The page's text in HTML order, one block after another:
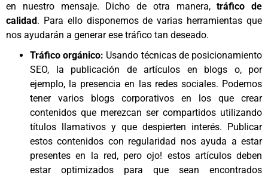
en nuestro mensaje. Dicho de otra manera,tráfico de
calidad. Para ello disponemos de varias herramientas que
nos ayudarán a generar ese tráfico tan deseado.
Tráfico orgánico: Usando técnicas de posicionamiento
SEO, la publicación de artículos en blogs o, por
ejemplo, la presencia en las redes sociales. Podemos
tener varios blogs corporativos en los que crear
contenidos que merezcan ser compartidos utilizando
títulos llamativos y que despierten interés. Publicar
estos contenidos con regularidad nos ayuda a estar
presentes en la red, pero ojo! estos artículos deben
estar optimizados para que sean encontrados